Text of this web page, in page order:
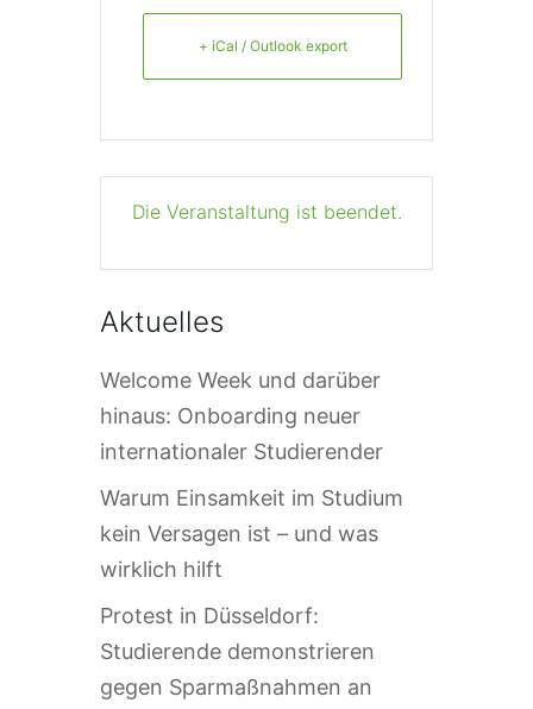
+ iCal / Outlook export
Die Veranstaltung ist beendet.
Aktuelles
Welcome Week und darüber
hinaus: Onboarding neuer
internationaler Studierender
Warum Einsamkeit im Studium
kein Versagen ist – und was
wirklich hilft
Protest in Düsseldorf:
Studierende demonstrieren
gegen Sparmaßnahmen an